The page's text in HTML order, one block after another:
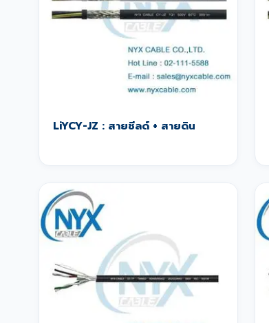
LiYCY-JZ : สายชีลด์ + สายดิน